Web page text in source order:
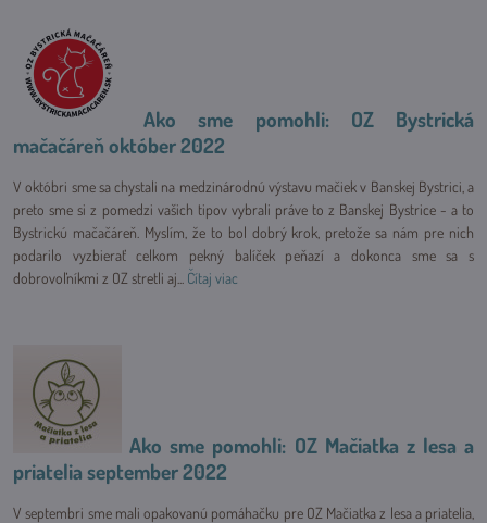
Ako sme pomohli: OZ Bystrická
mačačáreň október 2022
V októbri sme sa chystali na medzinárodnú výstavu mačiek v Banskej Bystrici, a
preto sme si z pomedzi vašich tipov vybrali práve to z Banskej Bystrice - a to
Bystrickú mačačáreň. Myslím, že to bol dobrý krok, pretože sa nám pre nich
podarilo vyzbierať celkom pekný balíček peňazí a dokonca sme sa s
dobrovoľníkmi z OZ stretli aj... Čítaj viac
Ako sme pomohli: OZ Mačiatka z lesa a
priatelia september 2022
V septembri sme mali opakovanú pomáhačku pre OZ Mačiatka z lesa a priatelia,